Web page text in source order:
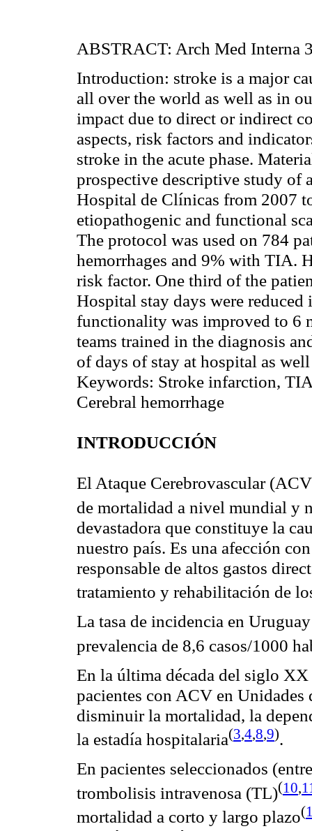
ABSTRACT: Arch Med Interna
Introduction: stroke is a major
all over the world as well as in
impact due to direct or indirect
aspects, risk factors and
stroke in the acute phase.
prospective descriptive study of
Hospital de Clínicas from 2007
etiopathogenic and functional
The protocol was used on 784
hemorrhages and 9% with TIA.
risk factor. One third of the
Hospital stay days were
functionality was improved to 6
teams trained in the diagnosis
of days of stay at hospital as
Keywords: Stroke infarction,
Cerebral hemorrhage
INTRODUCCIÓN
El Ataque Cerebrovascular
de mortalidad a nivel mundial y
devastadora que constituye la
nuestro país. Es una afección
responsable de altos gastos
tratamiento y rehabilitación de
La tasa de incidencia en
prevalencia de 8,6 casos/1000
En la última década del siglo
pacientes con ACV en
disminuir la mortalidad, la
la estadía hospitalaria(3,4,8,9).
En pacientes seleccionados
trombolisis intravenosa (TL)(10,
mortalidad a corto y largo plazo(